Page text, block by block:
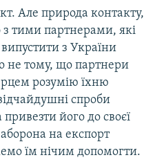
Але природа контакту,
тими партнерами, які
з України
не тому, що партнери
розумію їхню
спроби
привезти його до своєї
на експорт
їм нічим допомогти.